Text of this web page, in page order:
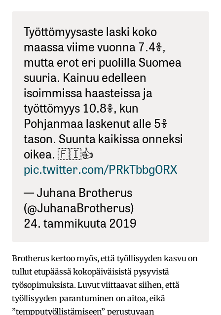
Työttömyysaste laski koko
maassa viime vuonna 7.4%,
mutta erot eri puolilla Suomea
suuria. Kainuu edelleen
isoimmissa haasteissa ja
työttömyys 10.8%, kun
Pohjanmaa laskenut alle 5%
tason. Suunta kaikissa onneksi
oikea. 🇫🇮👍
pic.twitter.com/PRkTbbgORX
— Juhana Brotherus
(@JuhanaBrotherus)
24. tammikuuta 2019
Brotherus kertoo myös, että työllisyyden kasvu on
tullut etupäässä kokopäiväisistä pysyvistä
työsopimuksista. Luvut viittaavat siihen, että
työllisyyden parantuminen on aitoa, eikä
”tempputyöllistämiseen” perustuvaan